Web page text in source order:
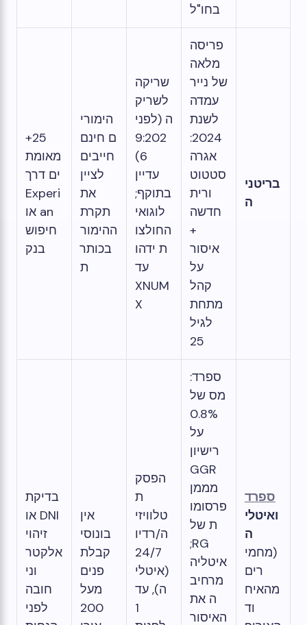
בחו"ל
בריטני
ה
פריסה
מלאה
של נייר
עמדה
לשנת
2024:
אגרה
סטטוט
ורית
חדשה
+
איסור
על
קהל
מתחת
לגיל
25
שריקה
לשריק
ה (לפני
9:202
6)
עדיין
בתוקף;
לוגואי
החולצו
ת ידהו
עד
XNUM
X
הימורי
ם חינם
חייבים
לציין
את
תקרת
ההימור
בכותר
ת
25+
מאומת
ים דרך
Experi
an או
חיפוש
בנק
ספרד
ואיטלי
ה
(מחמי
רים
מהאיח
וד
ספרד:
מס של
0.8%
על
רישיון
GGR
מממן
פרסומו
ת של
RG;
איטליה
מרחיב
ה את
האיסור
הפסק
ת
טלוויזי
ה/רדיו
24/7
(איטלי
ה), עד
1
אין
בונוסי
קבלת
פנים
מעל
200
בדיקת
DNI או
זיהוי
אלקטר
וני
חובה
לפני